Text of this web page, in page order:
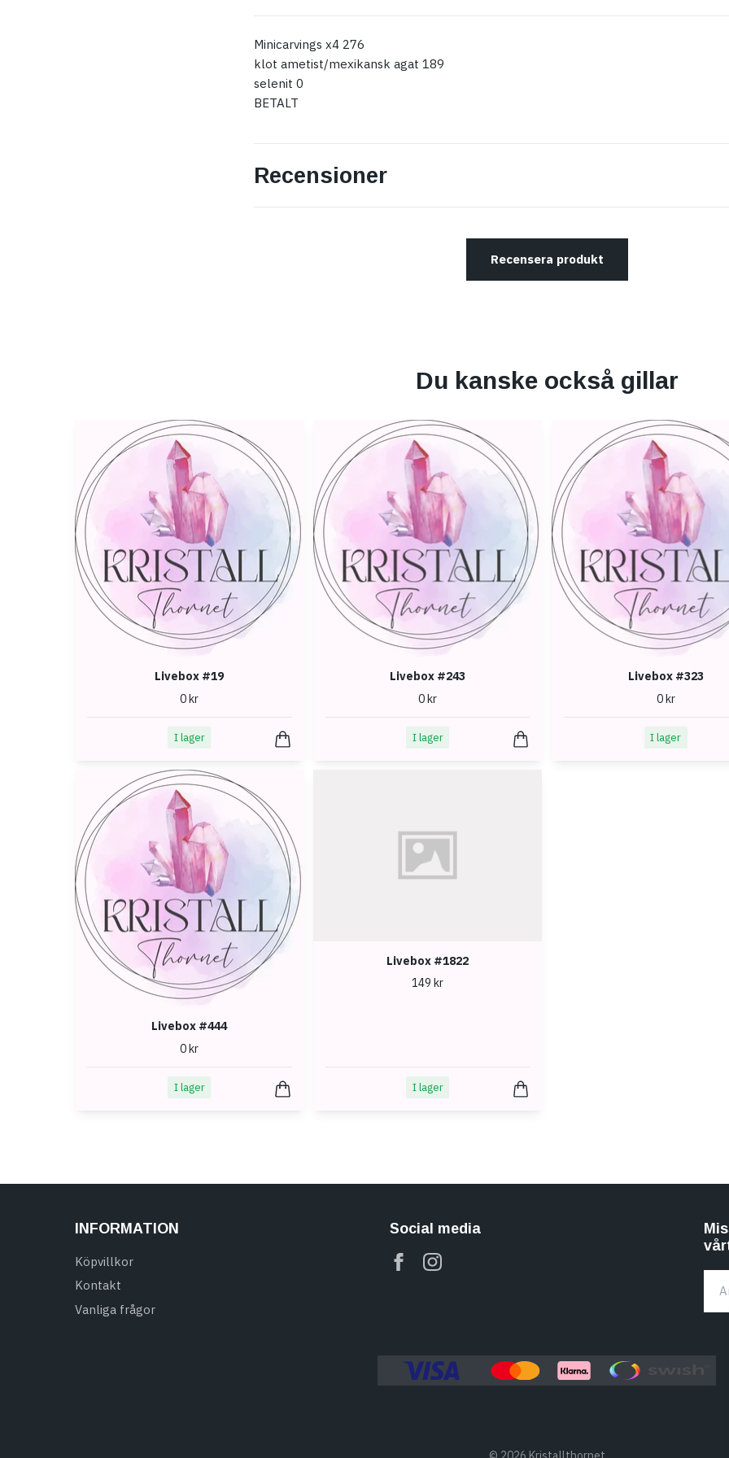
Minicarvings x4 276
klot ametist/mexikansk agat 189
selenit 0
BETALT
Recensioner
Recensera produkt
Du kanske också gillar
Livebox #19
0 kr
I lager
Livebox #243
0 kr
I lager
Livebox #323
0 kr
I lager
Livebox #444
0 kr
I lager
Livebox #1822
149 kr
I lager
INFORMATION
Köpvillkor
Kontakt
Vanliga frågor
Social media